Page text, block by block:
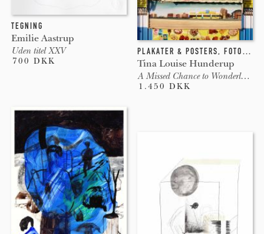
TEGNING
Emilie Aastrup
Uden titel XXV
700 DKK
PLAKATER & POSTERS, FOTOGRAFI
Tina Louise Hunderup
A Missed Chance to Wonderland,
1.450 DKK